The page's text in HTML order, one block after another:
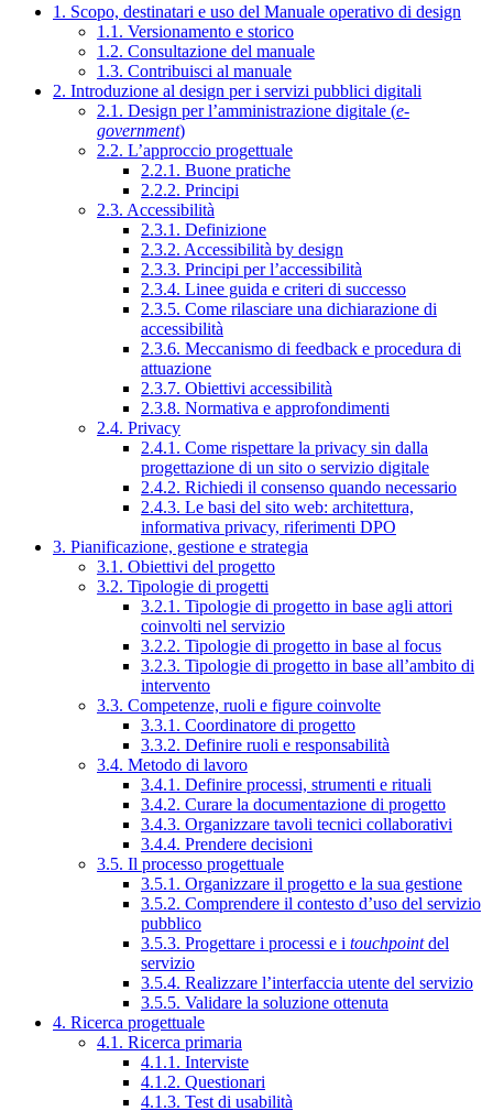
1. Scopo, destinatari e uso del Manuale operativo di design
1.1. Versionamento e storico
1.2. Consultazione del manuale
1.3. Contribuisci al manuale
2. Introduzione al design per i servizi pubblici digitali
2.1. Design per l’amministrazione digitale (e-
government)
2.2. L’approccio progettuale
2.2.1. Buone pratiche
2.2.2. Principi
2.3. Accessibilità
2.3.1. Definizione
2.3.2. Accessibilità by design
2.3.3. Principi per l’accessibilità
2.3.4. Linee guida e criteri di successo
2.3.5. Come rilasciare una dichiarazione di
accessibilità
2.3.6. Meccanismo di feedback e procedura di
attuazione
2.3.7. Obiettivi accessibilità
2.3.8. Normativa e approfondimenti
2.4. Privacy
2.4.1. Come rispettare la privacy sin dalla
progettazione di un sito o servizio digitale
2.4.2. Richiedi il consenso quando necessario
2.4.3. Le basi del sito web: architettura,
informativa privacy, riferimenti DPO
3. Pianificazione, gestione e strategia
3.1. Obiettivi del progetto
3.2. Tipologie di progetti
3.2.1. Tipologie di progetto in base agli attori
coinvolti nel servizio
3.2.2. Tipologie di progetto in base al focus
3.2.3. Tipologie di progetto in base all’ambito di
intervento
3.3. Competenze, ruoli e figure coinvolte
3.3.1. Coordinatore di progetto
3.3.2. Definire ruoli e responsabilità
3.4. Metodo di lavoro
3.4.1. Definire processi, strumenti e rituali
3.4.2. Curare la documentazione di progetto
3.4.3. Organizzare tavoli tecnici collaborativi
3.4.4. Prendere decisioni
3.5. Il processo progettuale
3.5.1. Organizzare il progetto e la sua gestione
3.5.2. Comprendere il contesto d’uso del servizio
pubblico
3.5.3. Progettare i processi e i touchpointdel
servizio
3.5.4. Realizzare l’interfaccia utente del servizio
3.5.5. Validare la soluzione ottenuta
4. Ricerca progettuale
4.1. Ricerca primaria
4.1.1. Interviste
4.1.2. Questionari
4.1.3. Test di usabilità